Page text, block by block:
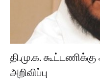
தி.மு.க.
அறிவிப்பு